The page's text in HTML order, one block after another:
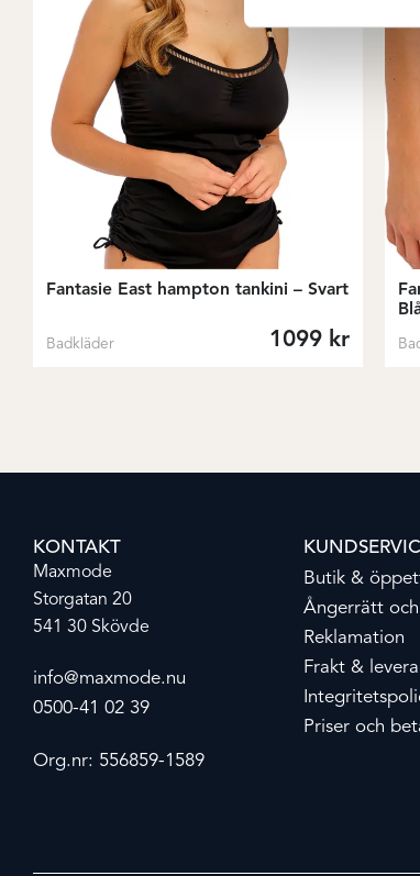
Fantasie East hampton tankini – Svart
Badkläder 1099 kr
KONTAKT
Maxmode
Storgatan 20
541 30 Skövde
info@maxmode.nu
0500-41 02 39
Org.nr: 556859-1589
Butik &
Ångerrätt
Reklamation
Frakt &
Priser och